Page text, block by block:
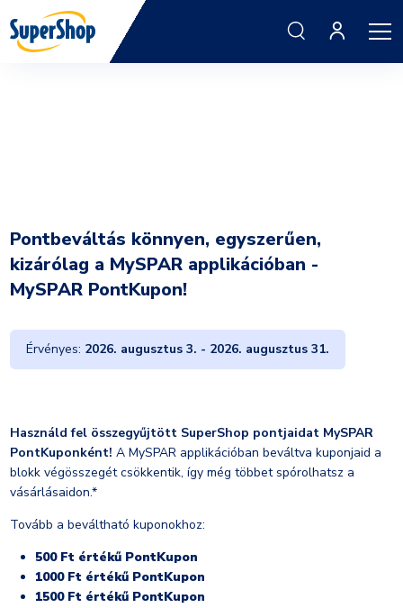
Pontbeváltás könnyen, egyszerűen,
kizárólag a MySPAR applikációban -
MySPAR PontKupon!
Érvényes: 2026. augusztus 3. - 2026. augusztus 31.
Használd fel összegyűjtött SuperShop pontjaidat MySPAR
PontKuponként! A MySPAR applikációban beváltva kuponjaid a
blokk végösszegét csökkentik, így még többet spórolhatsz a
vásárlásaidon.*
Tovább a beváltható kuponokhoz:
500 Ft értékű PontKupon
1000 Ft értékű PontKupon
1500 Ft értékű PontKupon